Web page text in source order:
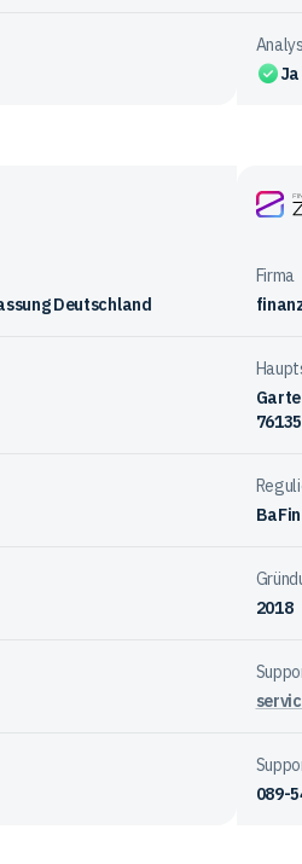
Ja
Deutschland
Firma
BaFin
2018
089-